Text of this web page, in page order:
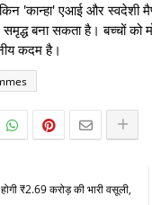
'कान्हा' एआई और स्वदेशी
बना सकता है। बच्चों को
कदम है।
₹2.69 करोड़ की भारी वसूली,